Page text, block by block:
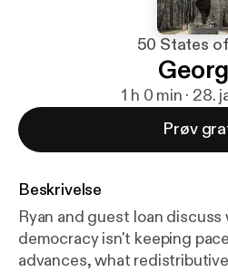
50 States
1 h 0 min · 28.
Prøv
Beskrivelse
Ryan and guest Ioan
democracy isn't keeping
advances, what